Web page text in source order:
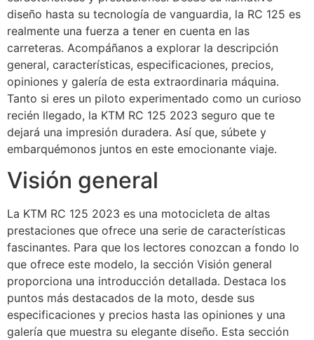
diseño hasta su tecnología de vanguardia, la RC 125 es
realmente una fuerza a tener en cuenta en las
carreteras. Acompáñanos a explorar la descripción
general, características, especificaciones, precios,
opiniones y galería de esta extraordinaria máquina.
Tanto si eres un piloto experimentado como un curioso
recién llegado, la KTM RC 125 2023 seguro que te
dejará una impresión duradera. Así que, súbete y
embarquémonos juntos en este emocionante viaje.
Visión general
La KTM RC 125 2023 es una motocicleta de altas
prestaciones que ofrece una serie de características
fascinantes. Para que los lectores conozcan a fondo lo
que ofrece este modelo, la sección Visión general
proporciona una introducción detallada. Destaca los
puntos más destacados de la moto, desde sus
especificaciones y precios hasta las opiniones y una
galería que muestra su elegante diseño. Esta sección